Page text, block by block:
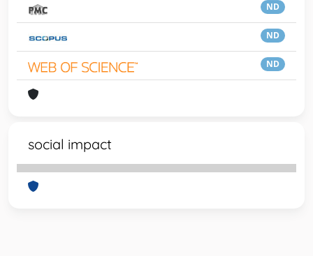
ND
ND
ND
social impact